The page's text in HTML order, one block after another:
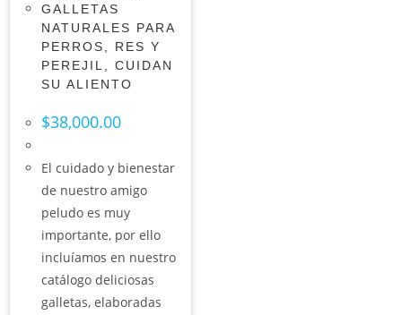
GALLETAS
NATURALES PARA
PERROS, RES Y
PEREJIL, CUIDAN
SU ALIENTO
$38,000.00
El cuidado y bienestar
de nuestro amigo
peludo es muy
importante, por ello
incluíamos en nuestro
catálogo deliciosas
galletas, elaboradas